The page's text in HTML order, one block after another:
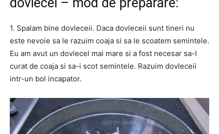
1. Spalam bine dovleceii. Daca dovleceii sunt tineri nu
este nevoie sa le razuim coaja si sa le scoatem semintele.
Eu am avut un dovlecel mai mare si a fost necesar sa-l
curat de coaja si sa-i scot semintele. Razuim dovleceii
intr-un bol incapator.